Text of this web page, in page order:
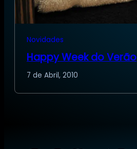
Novidades
Happy Week do Verão
7 de Abril, 2010